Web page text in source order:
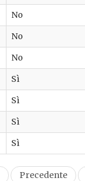
No
No
No
Sì
Sì
Sì
Sì
Precedente